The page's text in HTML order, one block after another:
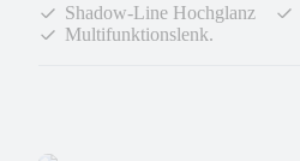
Shadow-Line Hochglanz
Multifunktionslenk.